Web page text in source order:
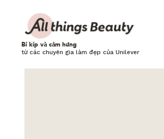
Bí kíp và cảm hứng
từ các chuyên gia làm đẹp của Unilever